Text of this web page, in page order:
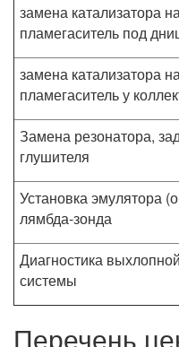
замена катализатора
пламегаситель под
замена катализатора
пламегаситель у
Замена резонатора,
глушителя
Установка эмулятора
лямбда-зонда
Диагностика выхлопной
системы
Перечень